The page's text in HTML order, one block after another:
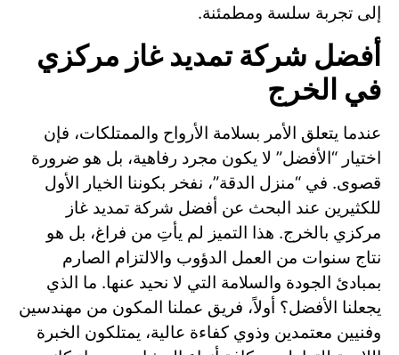
إلى تجربة سلسة ومطمئنة.
أفضل شركة تمديد غاز مركزي
في الخرج
عندما يتعلق الأمر بسلامة الأرواح والممتلكات، فإن
اختيار “الأفضل” لا يكون مجرد رفاهية، بل هو ضرورة
قصوى. في “منزل الدقة”، نفخر بكوننا الخيار الأول
للكثيرين عند البحث عن أفضل شركة تمديد غاز
مركزي بالخرج. هذا التميز لم يأتِ من فراغ، بل هو
نتاج سنوات من العمل الدؤوب والالتزام الصارم
بمبادئ الجودة والسلامة التي لا نحيد عنها. ما الذي
يجعلنا الأفضل؟ أولاً، فريق عملنا المكون من مهندسين
وفنيين معتمدين وذوي كفاءة عالية، يمتلكون الخبرة